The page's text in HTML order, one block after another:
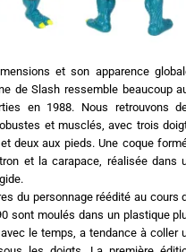
et son apparence
de Slash ressemble beaucoup
en 1988. Nous retrouvons
et musclés, avec trois
deux aux pieds. Une coque
et la carapace, réalisée dans
du personnage réédité au cours
sont moulés dans un plastique
le temps, a tendance à coller